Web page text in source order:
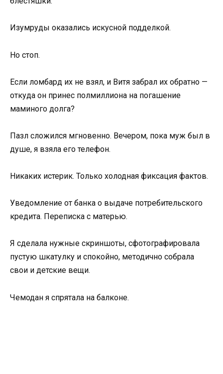
Изумруды оказались искусной подделкой.
Но стоп.
Если ломбард их не взял, и Витя забрал их обратно —
откуда он принес полмиллиона на погашение
маминого долга?
Пазл сложился мгновенно. Вечером, пока муж был в
душе, я взяла его телефон.
Никаких истерик. Только холодная фиксация фактов.
Уведомление от банка о выдаче потребительского
кредита. Переписка с матерью.
Я сделала нужные скриншоты, сфотографировала
пустую шкатулку и спокойно, методично собрала
свои и детские вещи.
Чемодан я спрятала на балконе.